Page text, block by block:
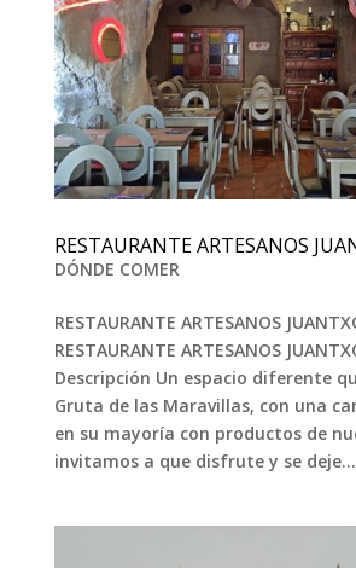
RESTAURANTE ARTESANOS
DÓNDE COMER
RESTAURANTE ARTESANOS
RESTAURANTE ARTESANOS
Descripción Un espacio diferente
Gruta de las Maravillas, con una
en su mayoría con productos de
invitamos a que disfrute y se deje...